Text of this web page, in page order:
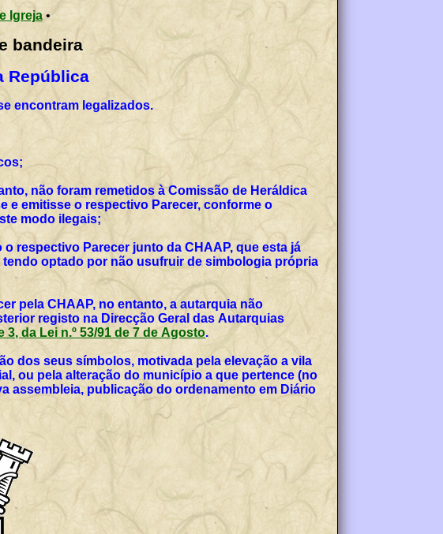
de Igreja•
bandeira
República
encontram legalizados.
não foram remetidos à Comissão de Heráldica
e emitisse o respectivo Parecer, conforme o
modo ilegais;
respectivo Parecer junto da CHAAP, que esta já
optado por não usufruir de simbologia própria
pela CHAAP, no entanto, a autarquia não
registo na Direcção Geral das Autarquias
3, da Lei n.º 53/91 de 7 de Agosto.
dos seus símbolos, motivada pela elevação a vila
ou pela alteração do município a que pertence (no
assembleia, publicação do ordenamento em Diário